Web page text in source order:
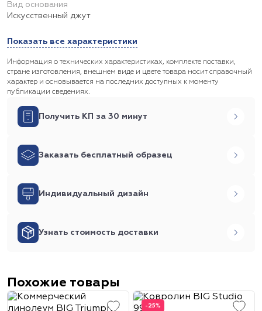
Вид основания
Искусственный джут
Показать все характеристики
Информация о технических характеристиках, комплекте поставки,
стране изготовления, внешнем виде и цвете товара носит справочный
характер и основывается на последних доступных к моменту
публикации сведениях.
Получить КП за 30 минут
Заказать бесплатный образец
Индивидуальный дизайн
Узнать стоимость доставки
Похожие товары
-25%